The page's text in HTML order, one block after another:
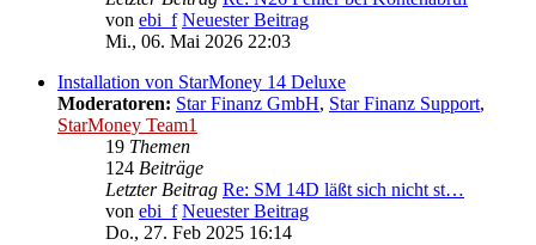
von ebi_f Neuester Beitrag
Mi., 06. Mai 2026 22:03
Installation von StarMoney 14 Deluxe
Moderatoren: Star Finanz GmbH, Star Finanz Support,
StarMoney Team1
19 Themen
124 Beiträge
Letzter Beitrag Re: SM 14D läßt sich nicht st…
von ebi_f Neuester Beitrag
Do., 27. Feb 2025 16:14